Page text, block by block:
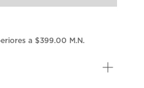
a $399.00 M.N.